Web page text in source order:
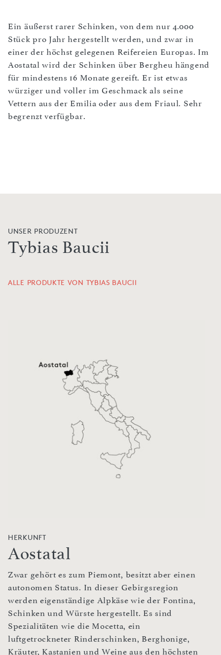
Ein äußerst rarer Schinken, von dem nur 4.000
Stück pro Jahr hergestellt werden, und zwar in
einer der höchst gelegenen Reifereien Europas. Im
Aostatal wird der Schinken über Bergheu hängend
für mindestens 16 Monate gereift. Er ist etwas
würziger und voller im Geschmack als seine
Vettern aus der Emilia oder aus dem Friaul. Sehr
begrenzt verfügbar.
UNSER PRODUZENT
Tybias Baucii
ALLE PRODUKTE VON TYBIAS BAUCII
HERKUNFT
Aostatal
Zwar gehört es zum Piemont, besitzt aber einen
autonomen Status. In dieser Gebirgsregion
werden eigenständige Alpkäse wie der Fontina,
Schinken und Würste hergestellt. Es sind
Spezialitäten wie die Mocetta, ein
luftgetrockneter Rinderschinken, Berghonige,
Kräuter, Kastanien und Weine aus den höchsten